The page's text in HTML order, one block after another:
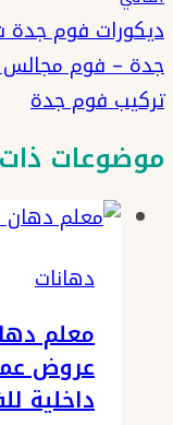
جدة – فوم مجالس
تركيب فوم جدة
موضوعات
دهانات
عروض
داخلية